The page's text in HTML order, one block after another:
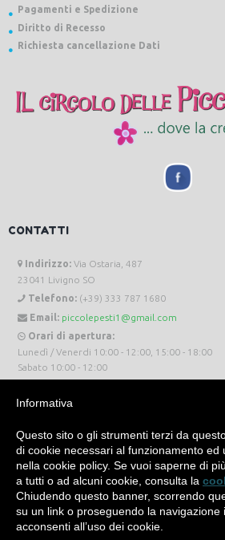
Pagamenti e Spedizione
Diritto di Recesso
Richiesta cancellazione Dati
CONTATTI
Indirizzo: Via Ostaria, 487
23041 Livigno SO
Telefono: (+39) 333 787 1680
Email: piccolepesti1@gmail.com
Orari di apertura:
Lunedì / Venerdi 10:00 - 12:00, 15:00 - 18:00
Sabato 10:00 - 12:00
Piccole Pesti Livigno © 2024 Tutti i diritti
Made with by
Informativa
Questo sito o gli strumenti terzi da
di cookie necessari al funzionamento ed
nella cookie policy. Se vuoi saperne di
a tutti o ad alcuni cookie, consulta la
Chiudendo questo banner, scorrendo
su un link o proseguendo la navigazione
acconsenti all’uso dei cookie.